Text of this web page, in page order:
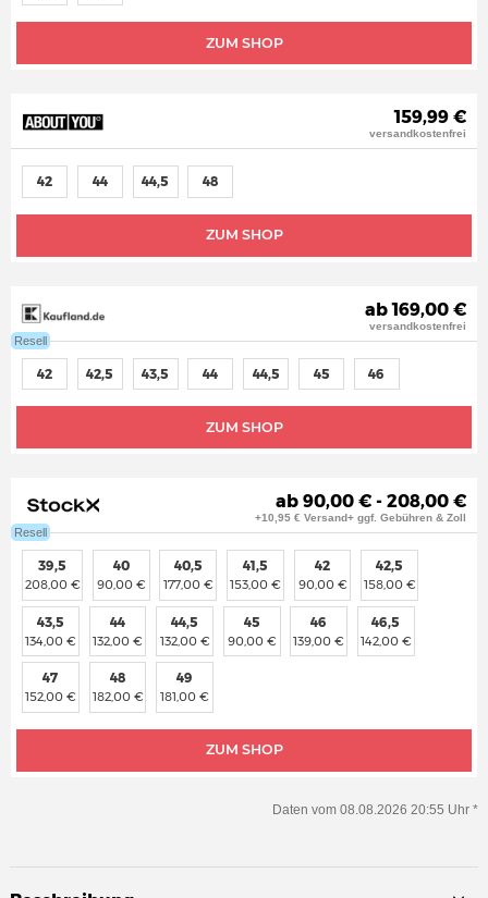
ZUM SHOP
159,99 €
versandkostenfrei
ZUM SHOP
42 44 44,5 48
Resell
ab 169,00 €
versandkostenfrei
ZUM SHOP
42 42,5 43,5 44 44,5 45 46
Resell
ab 90,00 € - 208,00 €
+10,95 € Versand+ ggf. Gebühren & Zoll
ZUM SHOP
39,5
208,00 €
40
90,00 €
40,5
177,00 €
41,5
153,00 €
42
90,00 €
42,5
158,00 €
43,5
134,00 €
44
132,00 €
44,5
132,00 €
45
90,00 €
46
139,00 €
46,5
142,00 €
47
152,00 €
48
182,00 €
49
181,00 €
Daten vom 08.08.2026 20:55 Uhr *